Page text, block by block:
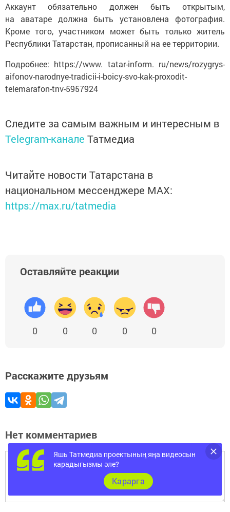
Аккаунт обязательно должен быть открытым,
на аватаре должна быть установлена фотография.
Кроме того, участником может быть только житель
Республики Татарстан, прописанный на ее территории.
Подробнее: https://www. tatar-inform. ru/news/rozygrys-
aifonov-narodnye-tradicii-i-boicy-svo-kak-proxodit-
telemarafon-tnv-5957924
Следите за самым важным и интересным в
Telegram-канале Татмедиа
Читайте новости Татарстана в
национальном мессенджере MАХ:
https://max.ru/tatmedia
Оставляйте реакции
0 0 0 0 0
Расскажите друзьям
Нет комментариев
Яшь Татмедиа проектының яңа видеосын
карадыгызмы әле?
Карарга